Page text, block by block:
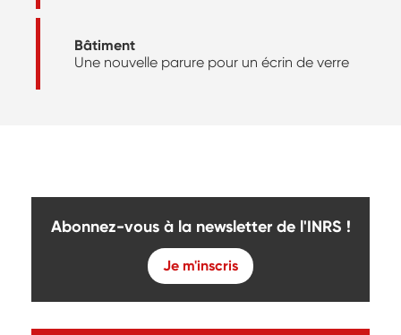
Bâtiment
Une nouvelle parure pour un écrin de verre
Abonnez-vous à la newsletter de l'INRS !
Je m'inscris